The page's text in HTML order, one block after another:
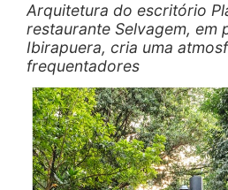
Arquitetura do escritório
restaurante Selvagem, em
Ibirapuera, cria uma
frequentadores